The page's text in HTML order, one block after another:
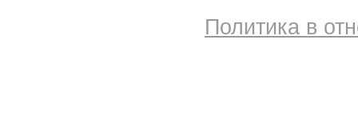
Политика в